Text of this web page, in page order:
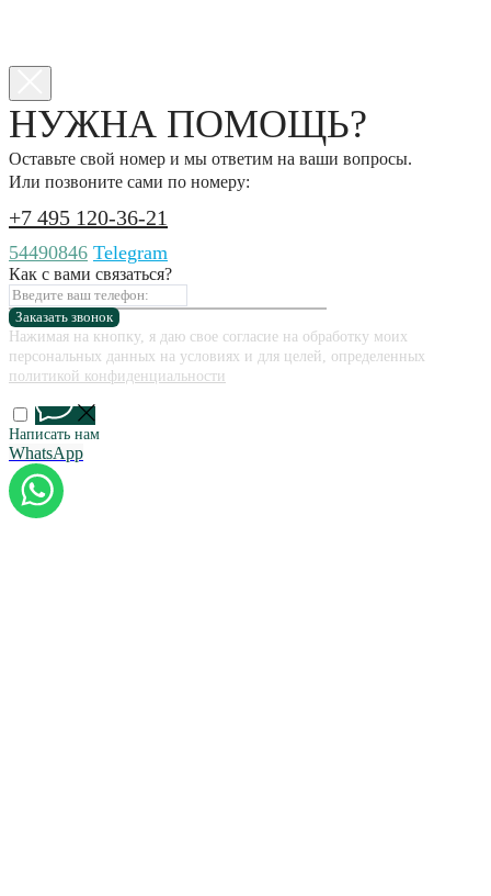
НУЖНА ПОМОЩЬ?
Оставьте свой номер и мы ответим на ваши вопросы.
Или позвоните сами по номеру:
+7 495 120-36-21
54490846 Telegram
Как с вами связаться?
Заказать звонок
Нажимая на кнопку, я даю свое согласие на обработку моих
персональных данных на условиях и для целей, определенных
политикой конфиденциальности
Написать нам
WhatsApp